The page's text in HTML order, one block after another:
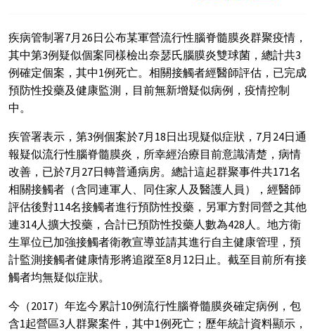
疾病管制署7月26日公布某軍營流行性腦脊髓膜炎群聚疫情，
其中第3例疑似個案同樣檢出奈瑟氏腦膜炎雙球菌，總計共3
例確定個案，其中1例死亡。相關接觸者經醫師評估，已完成
預防性投藥及健康監測，目前無新增疑似病例，疫情控制
中。
疾管署表示，第3例個案於7月18日出現疑似症狀，7月24日通
報疑似流行性腦脊髓膜炎，所幸經治療目前意識清楚，病情
改善，已於7月27日轉普通病房。總計這起群聚事件共171名
相關接觸者（含同連軍人、同住家人及醫護人員），經醫師
評估後對114名接觸者進行預防性投藥，另軍方對同營之其他
連314人擴大投藥，合計已預防性投藥人數為428人。地方衛
生單位已加強接觸者衛教宣導並請其進行自主健康管理，預
計監測接觸者健康情形將追蹤至8月12日止。截至目前所有接
觸者均無疑似症狀。
今（2017）年迄今累計10例流行性腦脊髓膜炎確定病例，包
含1起營區3人群聚案件，其中1例死亡；歷年統計資料顯示，